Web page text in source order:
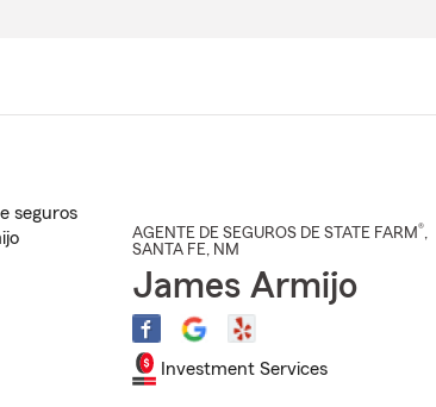
AGENTE DE SEGUROS DE STATE FARM®,
SANTA FE, NM
James Armijo
Investment Services